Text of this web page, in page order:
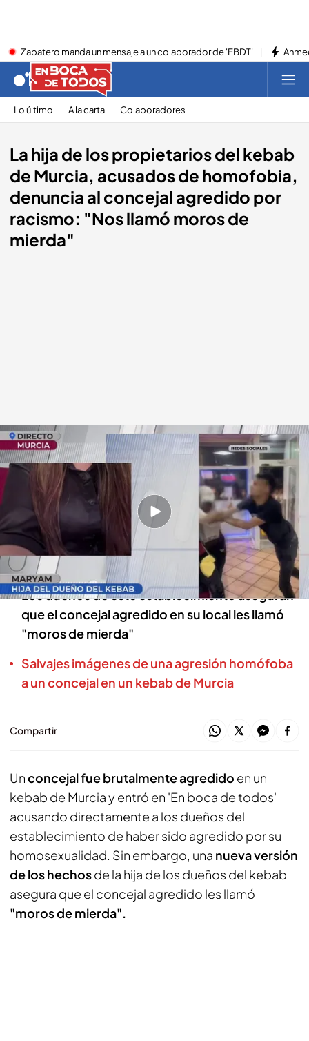
Zapatero manda un mensaje a un colaborador de 'EBDT'
Lo último A la carta Colaboradores
La hija de los propietarios del kebab
de Murcia, acusados de homofobia,
denuncia al concejal agredido por
racismo: "Nos llamó moros de
mierda"
Maryam, hija de los dueños del kebab.cuatro.com
Miguel Barroso
30 ABR 2025 - 12:33h.
El kebab donde se produjo una presunta brutal
paliza a un concejal acusa al político de racista y
de recibir amenazas
Los dueños de este establecimiento aseguran
que el concejal agredido en su local les llamó
"moros de mierda"
Salvajes imágenes de una agresión homófoba
a un concejal en un kebab de Murcia
Compartir
Unconcejal fue brutalmente agredido en un
kebab de Murcia y entró en 'En boca de todos'
acusando directamente a los dueños del
establecimiento de haber sido agredido por su
homosexualidad. Sin embargo, una nueva versión
de los hechosde la hija de los dueños del kebab
asegura que el concejal agredido les llamó
"moros de mierda".